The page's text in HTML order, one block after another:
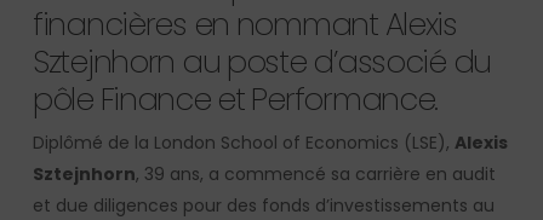
financières en nommant Alexis
Sztejnhorn au poste d’associé du
pôle Finance et Performance.
Diplômé de la London School of Economics (LSE), Alexis
Sztejnhorn, 39 ans, a commencé sa carrière en audit
et due diligences pour des fonds d’investissements au